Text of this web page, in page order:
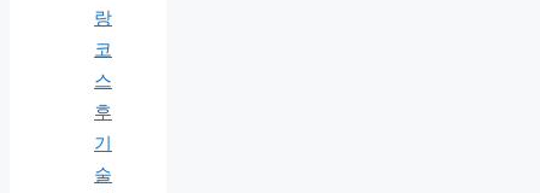
랑
코
스
후
기
술